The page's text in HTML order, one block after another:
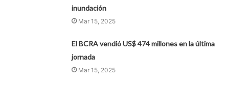
inundación
Mar 15, 2025
El BCRA vendió US$ 474 millones en la última
jornada
Mar 15, 2025